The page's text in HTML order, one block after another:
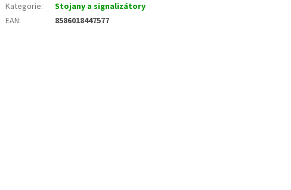
Kategorie:
Stojany a signalizátory
EAN: 8586018447577